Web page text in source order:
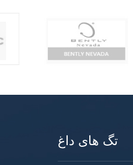
تگ های داغ